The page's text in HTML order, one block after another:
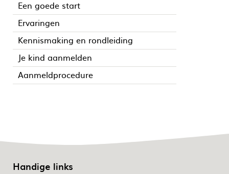
Een goede start
Ervaringen
Kennismaking en rondleiding
Je kind aanmelden
Aanmeldprocedure
Handige links